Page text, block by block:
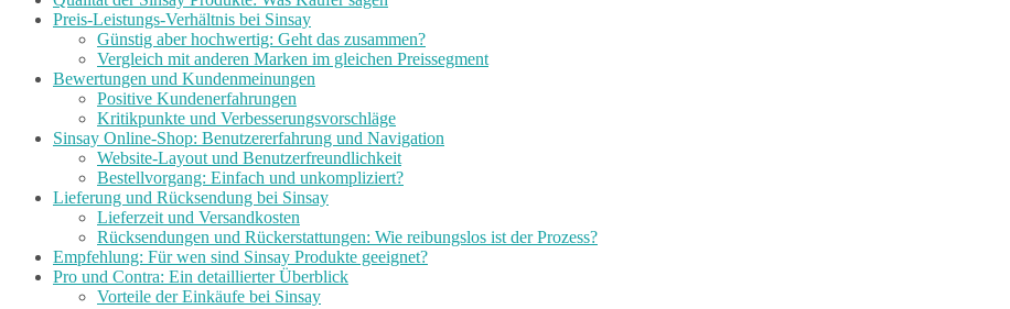
Preis-Leistungs-Verhältnis bei Sinsay
Günstig aber hochwertig: Geht das zusammen?
Vergleich mit anderen Marken im gleichen Preissegment
Bewertungen und Kundenmeinungen
Positive Kundenerfahrungen
Kritikpunkte und Verbesserungsvorschläge
Sinsay Online-Shop: Benutzererfahrung und Navigation
Website-Layout und Benutzerfreundlichkeit
Bestellvorgang: Einfach und unkompliziert?
Lieferung und Rücksendung bei Sinsay
Lieferzeit und Versandkosten
Rücksendungen und Rückerstattungen: Wie reibungslos ist der Prozess?
Empfehlung: Für wen sind Sinsay Produkte geeignet?
Pro und Contra: Ein detaillierter Überblick
Vorteile der Einkäufe bei Sinsay